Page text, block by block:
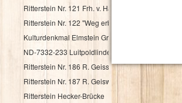
Ritterstein Nr. 121 Frh. v. Haacke Holsriese
Ritterstein Nr. 122 "Weg erbaut Frh. v. Hacke 1737"
Kulturdenkmal Elmstein Grenzstein
ND-7332-233 Luitpoldlinde
Ritterstein Nr. 186 R. Geisskopferhof
Ritterstein Nr. 187 R. Geiswieserhof
Ritterstein Hecker-Brücke